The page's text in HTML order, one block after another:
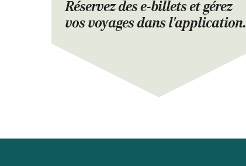
Réservez des e-billets et gérez
vos voyages dans l'application.